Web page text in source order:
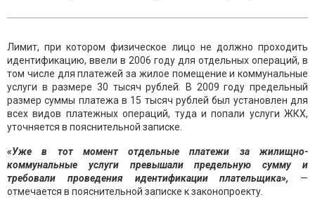
Лимит, при котором физическое лицо не должно проходить
идентификацию, ввели в 2006 году для отдельных операций, в
том числе для платежей за жилое помещение и коммунальные
услуги в размере 30 тысяч рублей. В 2009 году предельный
размер суммы платежа в 15 тысяч рублей был установлен для
всех видов платежных операций, туда и попали услуги ЖКХ,
уточняется в пояснительной записке.
«Уже в тот момент отдельные платежи за жилищно-
коммунальные услуги превышали предельную сумму и
требовали проведения идентификации плательщика», —
отмечается в пояснительной записке к законопроекту.